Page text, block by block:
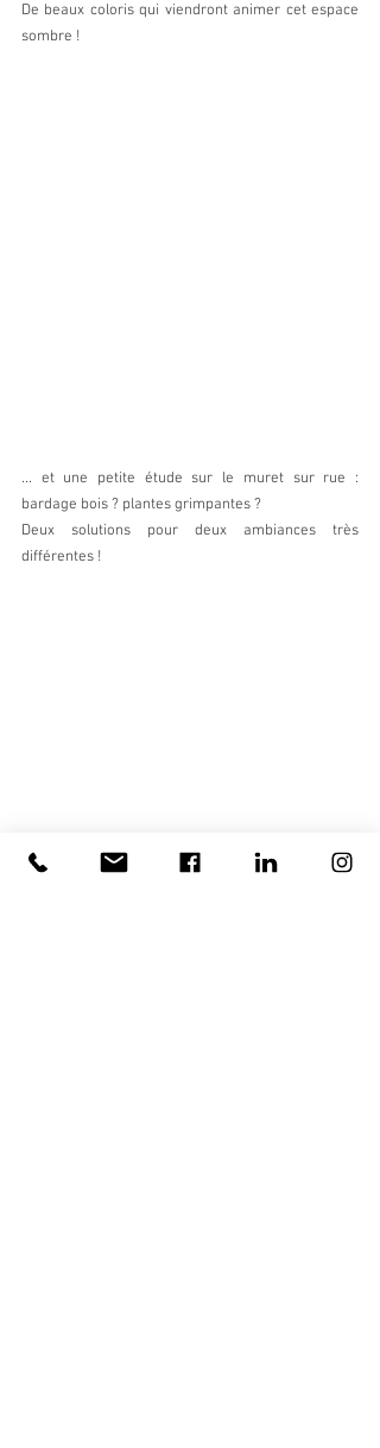
De beaux coloris qui viendront animer cet espace
sombre !
... et une petite étude sur le muret sur rue :
bardage bois ? plantes grimpantes ?
Deux solutions pour deux ambiances très
différentes !